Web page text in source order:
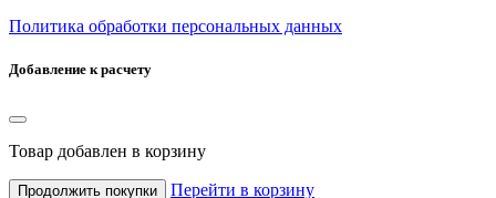
Политика обработки персональных данных
Добавление к расчету
Товар добавлен в корзину
Продолжить покупки Перейти в корзину